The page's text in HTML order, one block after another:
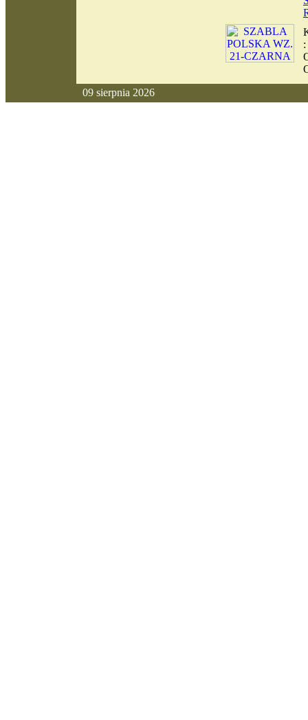
09 sierpnia 2026